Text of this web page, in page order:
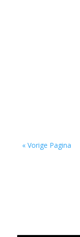
« Vorige Pagina